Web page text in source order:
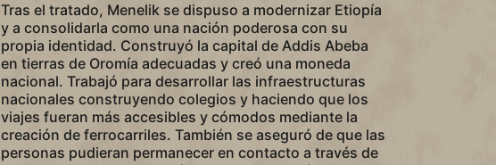
Tras el tratado, Menelik se dispuso a modernizar Etiopía
y a consolidarla como una nación poderosa con su
propia identidad. Construyó la capital de Addis Abeba
en tierras de Oromía adecuadas y creó una moneda
nacional. Trabajó para desarrollar las infraestructuras
nacionales construyendo colegios y haciendo que los
viajes fueran más accesibles y cómodos mediante la
creación de ferrocarriles. También se aseguró de que las
personas pudieran permanecer en contacto a través de